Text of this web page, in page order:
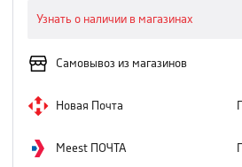
Узнать о наличии в магазинах
Самовывоз из магазинов
Новая Почта
Meest ПОЧТА